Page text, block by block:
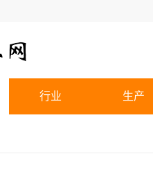
行业 生产